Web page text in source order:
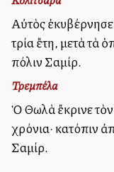
Αὐτὸς ἐκυβέρνησε
τρία ἔτη, μετὰ τὰ
πόλιν Σαμίρ.
Τρεμπέλα
Ὁ Θωλὰ ἔκρινε τὸν
χρόνια· κατόπιν
Σαμίρ.